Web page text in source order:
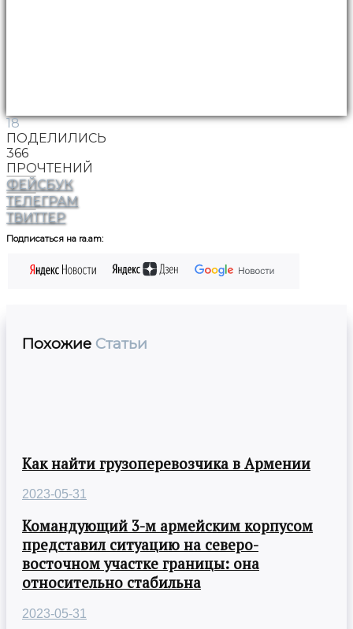
18
ПОДЕЛИЛИСЬ
366
ПРОЧТЕНИЙ
ФЕЙСБУК
ТЕЛЕГРАМ
ТВИТТЕР
Подписаться на ra.am:
Похожие Статьи
Как найти грузоперевозчика в Армении
2023-05-31
Командующий 3-м армейским корпусом
представил ситуацию на северо-
восточном участке границы: она
относительно стабильна
2023-05-31